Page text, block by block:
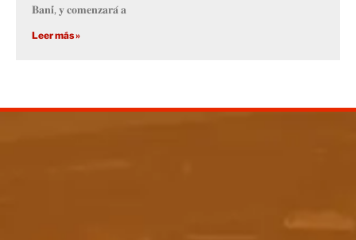
𝐁𝐚𝐧𝐢́, 𝐲 𝐜𝐨𝐦𝐞𝐧𝐳𝐚𝐫𝐚́ 𝐚
Leer más »